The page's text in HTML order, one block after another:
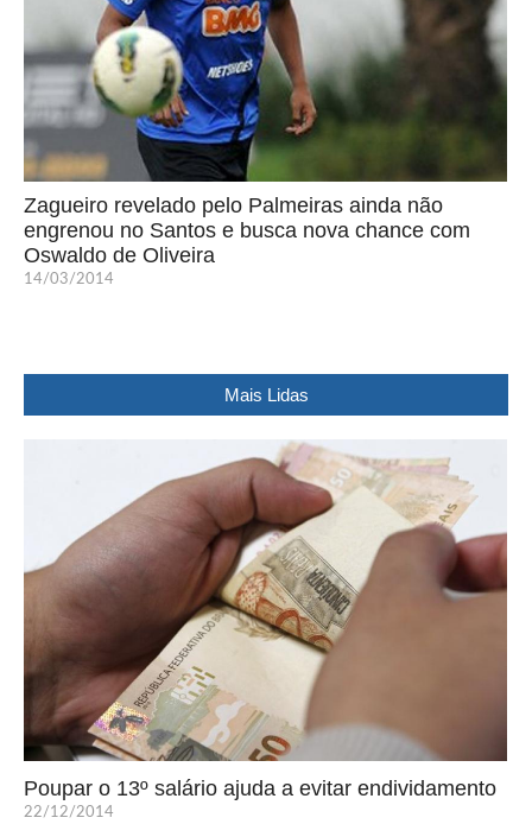
Zagueiro revelado pelo Palmeiras ainda não
engrenou no Santos e busca nova chance com
Oswaldo de Oliveira
14/03/2014
Mais Lidas
Poupar o 13º salário ajuda a evitar endividamento
22/12/2014